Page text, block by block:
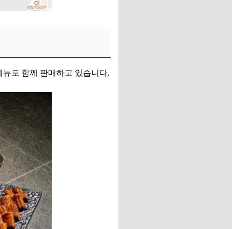
도 함께 판매하고 있습니다.